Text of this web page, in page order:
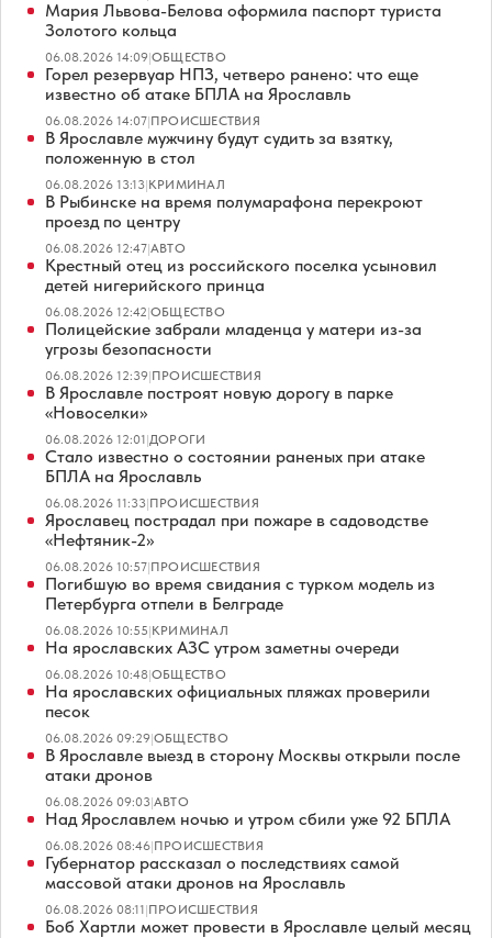
Мария Львова-Белова оформила паспорт туриста
Золотого кольца
06.08.2026 14:09|ОБЩЕСТВО
Горел резервуар НПЗ, четверо ранено: что еще
известно об атаке БПЛА на Ярославль
06.08.2026 14:07|ПРОИСШЕСТВИЯ
В Ярославле мужчину будут судить за взятку,
положенную в стол
06.08.2026 13:13|КРИМИНАЛ
В Рыбинске на время полумарафона перекроют
проезд по центру
06.08.2026 12:47|АВТО
Крестный отец из российского поселка усыновил
детей нигерийского принца
06.08.2026 12:42|ОБЩЕСТВО
Полицейские забрали младенца у матери из-за
угрозы безопасности
06.08.2026 12:39|ПРОИСШЕСТВИЯ
В Ярославле построят новую дорогу в парке
«Новоселки»
06.08.2026 12:01|ДОРОГИ
Стало известно о состоянии раненых при атаке
БПЛА на Ярославль
06.08.2026 11:33|ПРОИСШЕСТВИЯ
Ярославец пострадал при пожаре в садоводстве
«Нефтяник-2»
06.08.2026 10:57|ПРОИСШЕСТВИЯ
Погибшую во время свидания с турком модель из
Петербурга отпели в Белграде
06.08.2026 10:55|КРИМИНАЛ
На ярославских АЗС утром заметны очереди
06.08.2026 10:48|ОБЩЕСТВО
На ярославских официальных пляжах проверили
песок
06.08.2026 09:29|ОБЩЕСТВО
В Ярославле выезд в сторону Москвы открыли после
атаки дронов
06.08.2026 09:03|АВТО
Над Ярославлем ночью и утром сбили уже 92 БПЛА
06.08.2026 08:46|ПРОИСШЕСТВИЯ
Губернатор рассказал о последствиях самой
массовой атаки дронов на Ярославль
06.08.2026 08:11|ПРОИСШЕСТВИЯ
Боб Хартли может провести в Ярославле целый месяц